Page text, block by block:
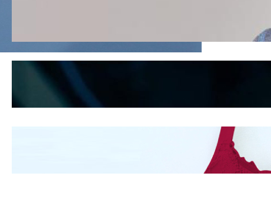
Kepribadian
Mengintip Kepribadian
Wanita Dari Warna Bra